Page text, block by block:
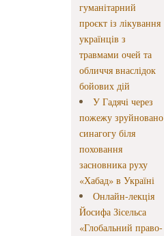
гуманітарний
проєкт із лікування
українців з
травмами очей та
обличчя внаслідок
бойових дій
У Гадячі через
пожежу зруйновано
синагогу біля
поховання
засновника руху
«Хабад» в Україні
Онлайн-лекція
Йосифа Зісельса
«Глобальний право-